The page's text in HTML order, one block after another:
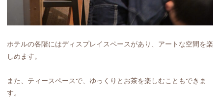
ホテルの各階にはディスプレイスペースがあり、アートな空間を楽
しめます。
また、ティースペースで、ゆっくりとお茶を楽しむこともできま
す。